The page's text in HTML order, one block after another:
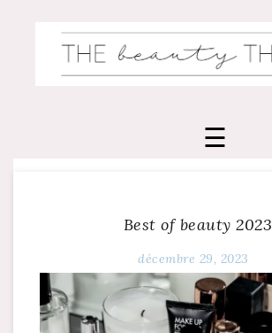
Best of beauty 2023
décembre 29, 2023